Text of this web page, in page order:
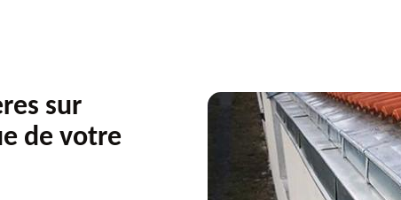
sur
de votre